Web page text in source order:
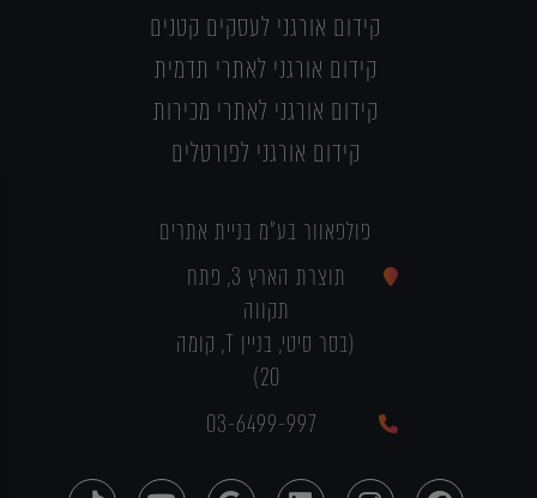
קידום אורגני לעסקים קטנים
קידום אורגני לאתרי תדמית
קידום אורגני לאתרי מכירות
קידום אורגני לפורטלים
פולפאוור בע"מ בניית אתרים
תוצרת הארץ 3, פתח
תקווה
(בסר סיטי, בניין T, קומה
20)
03-6499-997